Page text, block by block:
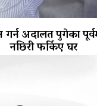
अदालत पुगेका
नछिरी फर्किए घर